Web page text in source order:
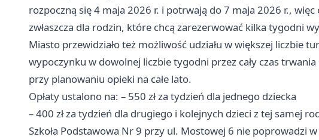
rozpoczną się 4 maja 2026 r. i potrwają do 7 maja 2026 r.,
zwłaszcza dla rodzin, które chcą zarezerwować kilka tygodni
Miasto przewidziało też możliwość udziału w większej liczbie
wypoczynku w dowolnej liczbie tygodni przez cały czas
przy planowaniu opieki na całe lato.
Opłaty ustalono na: – 550 zł za tydzień dla jednego dziecka
– 400 zł za tydzień dla drugiego i kolejnych dzieci z tej samej
Szkoła Podstawowa Nr 9 przy ul. Mostowej 6 nie poprowadzi